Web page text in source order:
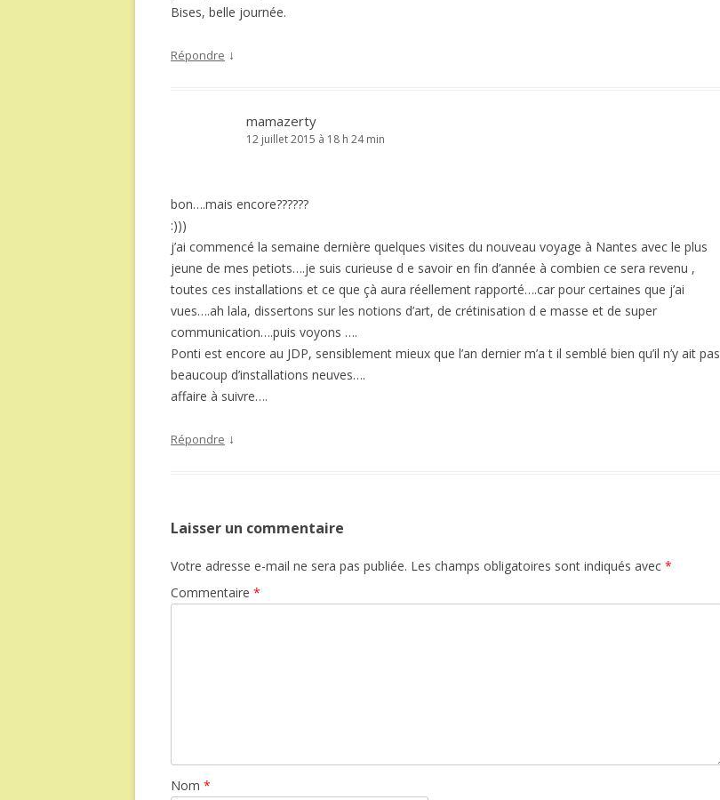
Bises, belle journée.
Répondre ↓
mamazerty
12 juillet 2015 à 18 h 24 min
bon….mais encore??????
:)))
j’ai commencé la semaine dernière quelques visites du nouveau voyage à Nantes avec le plus
jeune de mes petiots….je suis curieuse d e savoir en fin d’année à combien ce sera revenu ,
toutes ces installations et ce que çà aura réellement rapporté….car pour certaines que j’ai
vues….ah lala, dissertons sur les notions d’art, de crétinisation d e masse et de super
communication….puis voyons ….
Ponti est encore au JDP, sensiblement mieux que l’an dernier m’a t il semblé bien qu’il n’y ait pas
beaucoup d’installations neuves….
affaire à suivre….
Répondre ↓
Laisser un commentaire
Votre adresse e-mail ne sera pas publiée. Les champs obligatoires sont indiqués avec *
Commentaire *
Nom *